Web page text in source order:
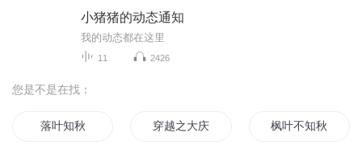
小猪猪的动态通知
我的动态都在这里
11 2426
您是不是在找：
落叶知秋 穿越之大庆帝国 枫叶不知秋